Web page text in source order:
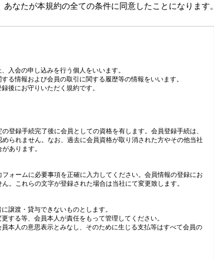
なたが本規約の全ての条件に同意したことになります。